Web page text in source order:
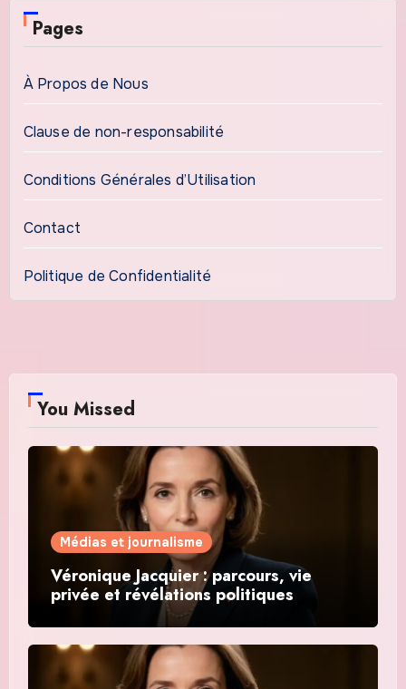
Pages
À Propos de Nous
Clause de non-responsabilité
Conditions Générales d’Utilisation
Contact
Politique de Confidentialité
You Missed
Médias et journalisme
Véronique Jacquier : parcours, vie
privée et révélations politiques